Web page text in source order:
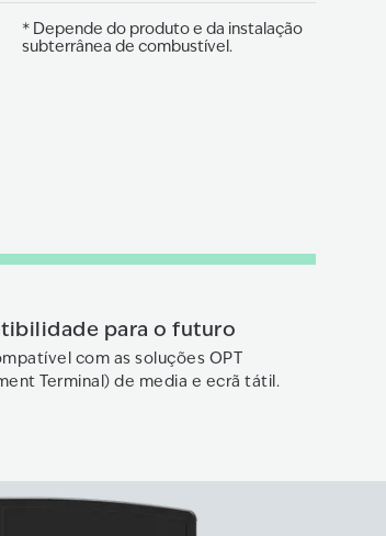
* Depende do produto e da instalação
subterrânea de combustível.
para o futuro
com as soluções OPT
Terminal) de media e ecrã tátil.